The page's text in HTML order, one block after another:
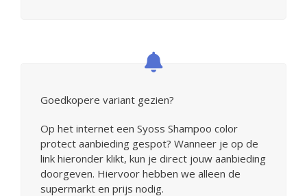
Goedkopere variant gezien?
Op het internet een Syoss Shampoo color
protect aanbieding gespot? Wanneer je op de
link hieronder klikt, kun je direct jouw aanbieding
doorgeven. Hiervoor hebben we alleen de
supermarkt en prijs nodig.